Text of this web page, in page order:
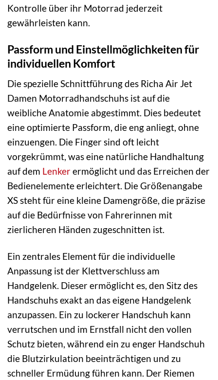
Kontrolle über ihr Motorrad jederzeit
gewährleisten kann.
Passform und Einstellmöglichkeiten für
individuellen Komfort
Die spezielle Schnittführung des Richa Air Jet
Damen Motorradhandschuhs ist auf die
weibliche Anatomie abgestimmt. Dies bedeutet
eine optimierte Passform, die eng anliegt, ohne
einzuengen. Die Finger sind oft leicht
vorgekrümmt, was eine natürliche Handhaltung
auf dem Lenkerermöglicht und das Erreichen der
Bedienelemente erleichtert. Die Größenangabe
XS steht für eine kleine Damengröße, die präzise
auf die Bedürfnisse von Fahrerinnen mit
zierlicheren Händen zugeschnitten ist.
Ein zentrales Element für die individuelle
Anpassung ist der Klettverschluss am
Handgelenk. Dieser ermöglicht es, den Sitz des
Handschuhs exakt an das eigene Handgelenk
anzupassen. Ein zu lockerer Handschuh kann
verrutschen und im Ernstfall nicht den vollen
Schutz bieten, während ein zu enger Handschuh
die Blutzirkulation beeinträchtigen und zu
schneller Ermüdung führen kann. Der Riemen